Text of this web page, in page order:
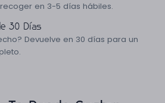
en 3-5 días hábiles.
30 Días
Devuelve en 30 días para un